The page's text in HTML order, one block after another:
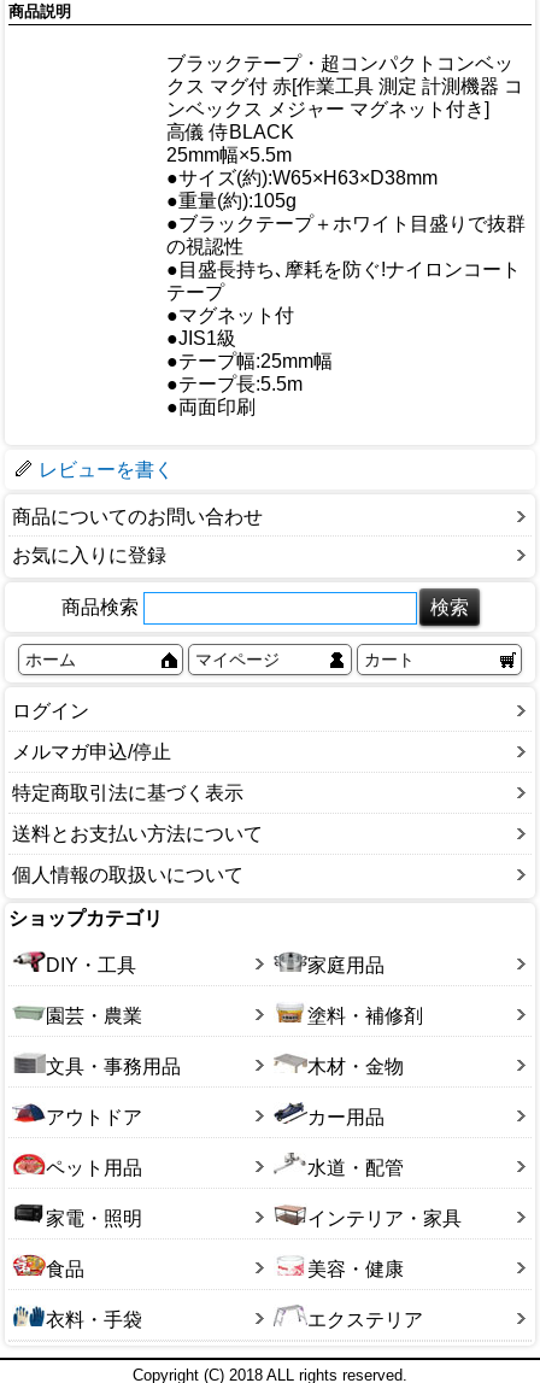
商品説明
ブラックテープ・超コンパクトコンベッ
クス マグ付 赤[作業工具 測定 計測機器 コ
ンベックス メジャー マグネット付き]
高儀 侍BLACK
25mm幅×5.5m
●サイズ(約):W65×H63×D38mm
●重量(約):105g
●ブラックテープ＋ホワイト目盛りで抜群
の視認性
●目盛長持ち､摩耗を防ぐ!ナイロンコート
テープ
●マグネット付
●JIS1級
●テープ幅:25mm幅
●テープ長:5.5m
●両面印刷
レビューを書く
商品についてのお問い合わせ
お気に入りに登録
商品検索
ホーム マイページ カート
ログイン
メルマガ申込/停止
特定商取引法に基づく表示
送料とお支払い方法について
個人情報の取扱いについて
ショップカテゴリ
DIY・工具 家庭用品
園芸・農業 塗料・補修剤
文具・事務用品 木材・金物
アウトドア カー用品
ペット用品 水道・配管
家電・照明 インテリア・家具
食品 美容・健康
衣料・手袋 エクステリア
Copyright (C) 2018 ALL rights reserved.